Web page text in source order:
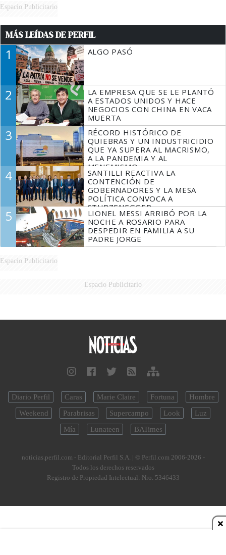
Espacio Publicitario
MÁS LEÍDAS DE PERFIL
1 ALGO PASÓ
2
LA EMPRESA QUE SE LE PLANTÓ
A ESTADOS UNIDOS Y HACE
NEGOCIOS CON CHINA EN VACA
MUERTA
3
RÉCORD HISTÓRICO DE
QUIEBRAS Y UN INDUSTRICIDIO
QUE YA SUPERA AL MACRISMO,
A LA PANDEMIA Y AL
MENEMISMO
4
SANTILLI REACTIVA LA
CONTENCIÓN DE
GOBERNADORES Y LA MESA
POLÍTICA CONVOCA A
STURZENEGGER
5
LIONEL MESSI ARRIBÓ POR LA
NOCHE A ROSARIO PARA
DESPEDIR EN FAMILIA A SU
PADRE JORGE
Espacio Publicitario
Espacio Publicitario
Diario Perfil Caras Marie Claire Fortuna
Hombre
Weekend
Parabrisas Supercampo Look
Luz
Mía
Lunateen BATimes
noticias.perfil.com - Editorial Perfil S.A. | © Perfil.com 2006-2026 -
Todos los derechos reservados
Registro de Propiedad Intelectual: Nro. 5346433